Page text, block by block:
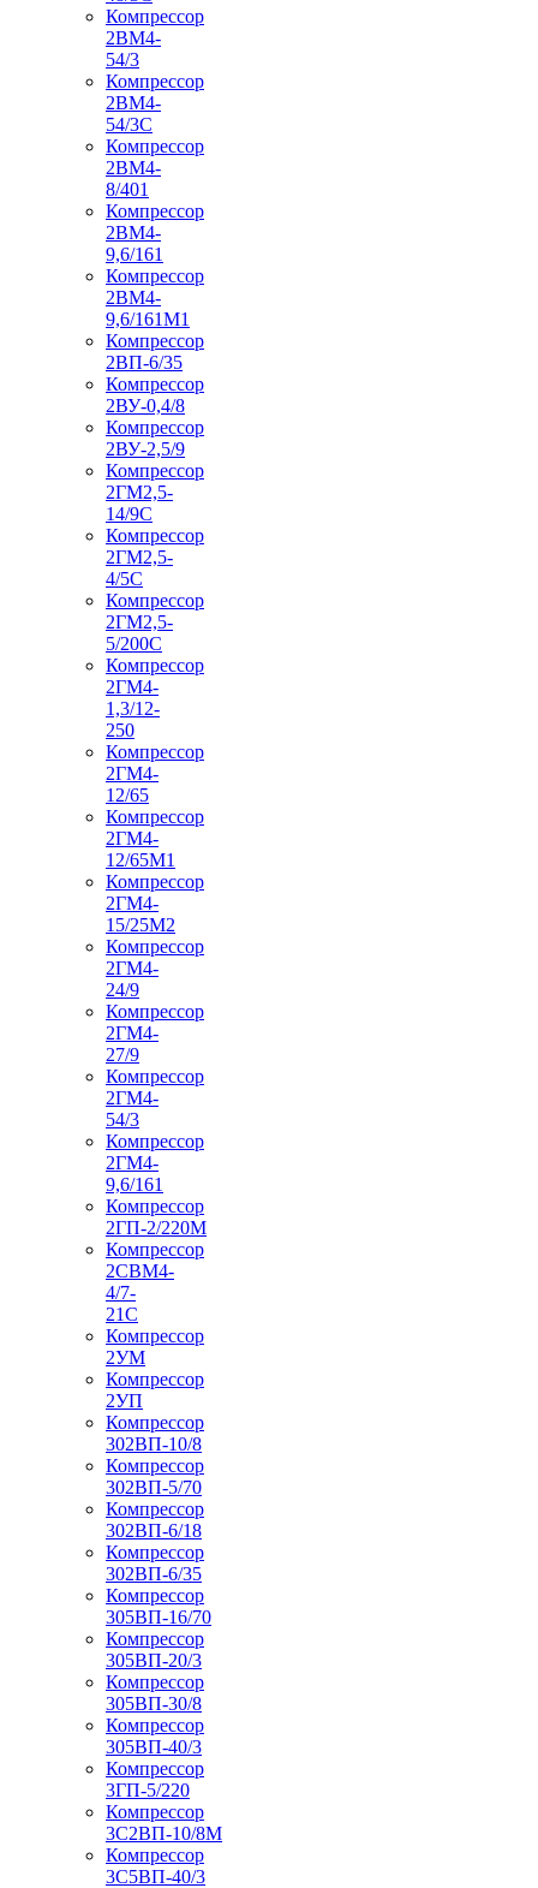
Компрессор
2ВМ4-
54/3
Компрессор
2ВМ4-
54/3С
Компрессор
2ВМ4-
8/401
Компрессор
2ВМ4-
9,6/161
Компрессор
2ВМ4-
9,6/161М1
Компрессор
2ВП-6/35
Компрессор
2ВУ-0,4/8
Компрессор
2ВУ-2,5/9
Компрессор
2ГМ2,5-
14/9С
Компрессор
2ГМ2,5-
4/5С
Компрессор
2ГМ2,5-
5/200С
Компрессор
2ГМ4-
1,3/12-
250
Компрессор
2ГМ4-
12/65
Компрессор
2ГМ4-
12/65М1
Компрессор
2ГМ4-
15/25М2
Компрессор
2ГМ4-
24/9
Компрессор
2ГМ4-
27/9
Компрессор
2ГМ4-
54/3
Компрессор
2ГМ4-
9,6/161
Компрессор
2ГП-2/220М
Компрессор
2СВМ4-
4/7-
21С
Компрессор
2УМ
Компрессор
2УП
Компрессор
302ВП-10/8
Компрессор
302ВП-5/70
Компрессор
302ВП-6/18
Компрессор
302ВП-6/35
Компрессор
305ВП-16/70
Компрессор
305ВП-20/3
Компрессор
305ВП-30/8
Компрессор
305ВП-40/3
Компрессор
3ГП-5/220
Компрессор
3С2ВП-10/8М
Компрессор
3С5ВП-40/3